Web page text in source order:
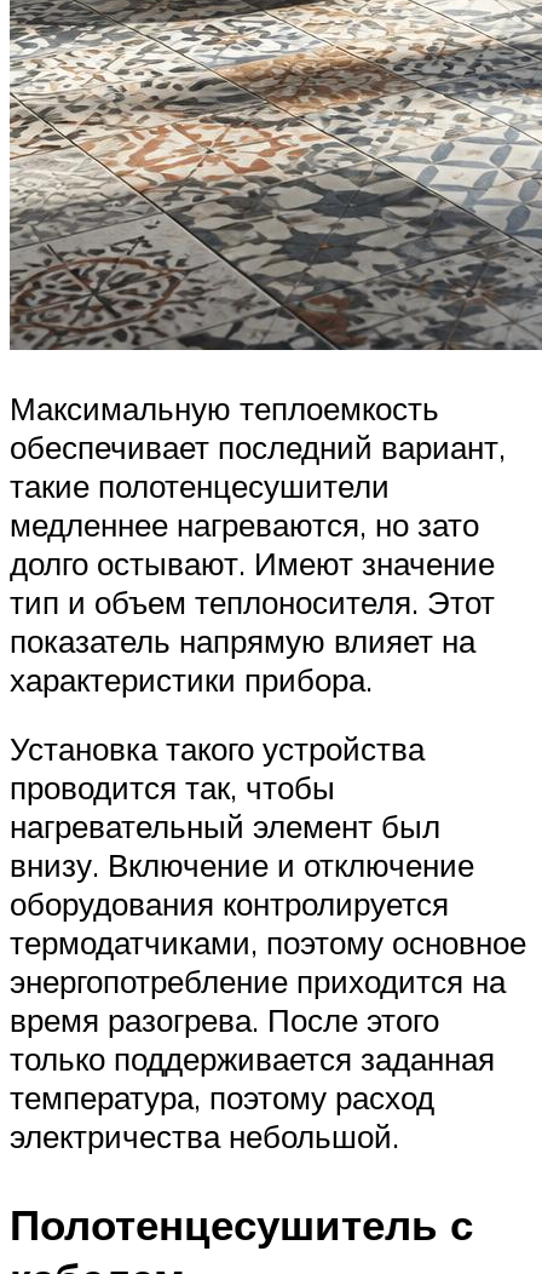
Максимальную теплоемкость
обеспечивает последний вариант,
такие полотенцесушители
медленнее нагреваются, но зато
долго остывают. Имеют значение
тип и объем теплоносителя. Этот
показатель напрямую влияет на
характеристики прибора.
Установка такого устройства
проводится так, чтобы
нагревательный элемент был
внизу. Включение и отключение
оборудования контролируется
термодатчиками, поэтому основное
энергопотребление приходится на
время разогрева. После этого
только поддерживается заданная
температура, поэтому расход
электричества небольшой.
Полотенцесушитель с